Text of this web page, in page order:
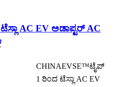
AC EV ಅಡಾಪ್ಟರ್ AC
CHINAEVSE™️ಟೈಪ್
1 ರಿಂದ ಟೆಸ್ಲಾ AC EV